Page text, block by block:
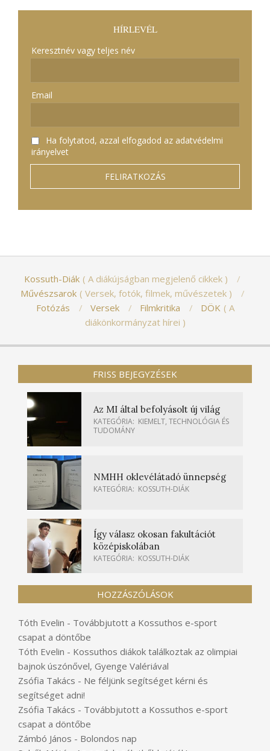
HÍRLEVÉL
Keresztnév vagy teljes név
Email
Ha folytatod, azzal elfogadod az adatvédelmi
irányelvet
Kossuth-Diák
A diákújságban megjelenő cikkek
Művészsarok
Versek, fotók, filmek, művészetek
Fotózás
Versek Filmkritika DÖK
A
diákönkormányzat hírei
FRISS BEJEGYZÉSEK
Az MI által befolyásolt új világ
KATEGÓRIA: KIEMELT, TECHNOLÓGIA ÉS
TUDOMÁNY
NMHH oklevélátadó ünnepség
KATEGÓRIA: KOSSUTH-DIÁK
Így válasz okosan fakultációt
középiskolában
KATEGÓRIA: KOSSUTH-DIÁK
HOZZÁSZÓLÁSOK
Tóth Evelin - Továbbjutott a Kossuthos e-sport
csapat a döntőbe
Tóth Evelin - Kossuthos diákok találkoztak az olimpiai
bajnok úszónővel, Gyenge Valériával
Zsófia Takács - Ne féljünk segítséget kérni és
segítséget adni!
Zsófia Takács - Továbbjutott a Kossuthos e-sport
csapat a döntőbe
Zámbó János - Bolondos nap